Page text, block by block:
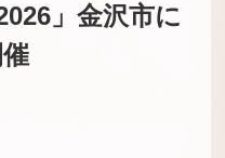
」金沢市に